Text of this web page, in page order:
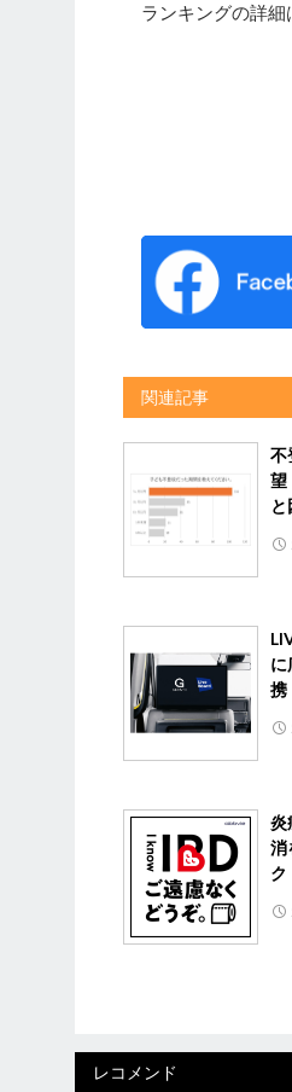
ランキングの詳細
関連記事
不
望
と
携
炎
消
ク
レコメンド